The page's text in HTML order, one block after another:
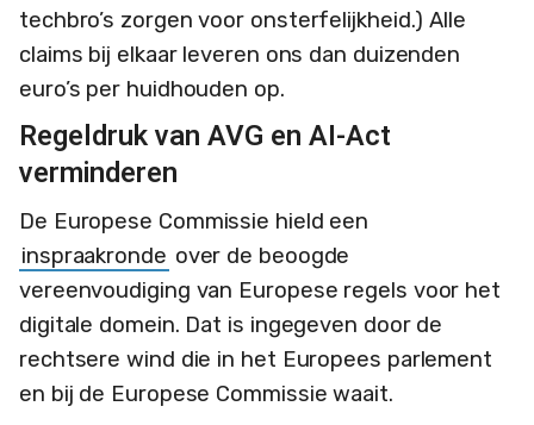
techbro’s zorgen voor onsterfelijkheid.) Alle
claims bij elkaar leveren ons dan duizenden
euro’s per huidhouden op.
Regeldruk van AVG en AI-Act
verminderen
De Europese Commissie hield een
inspraakronde over de beoogde
vereenvoudiging van Europese regels voor het
digitale domein. Dat is ingegeven door de
rechtsere wind die in het Europees parlement
en bij de Europese Commissie waait.